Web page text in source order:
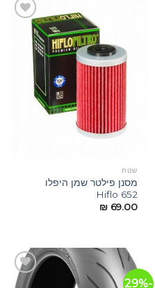
שטח
מסנן פילטר שמן היפלו
Hiflo 652
₪69.00
-29%
הוסף